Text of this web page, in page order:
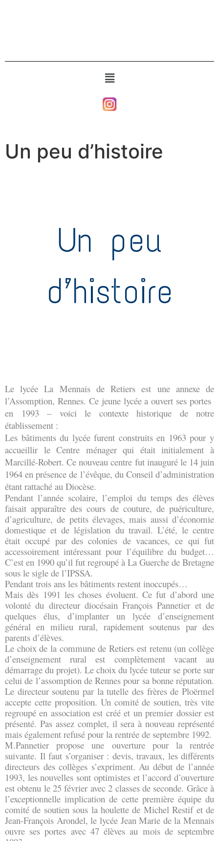
Un peu d’histoire
Un peu
d’histoire
Le lycée La Mennais de Retiers est une annexe de
l’Assomption, Rennes. Ce jeune lycée a ouvert ses portes
en 1993 – voici le contexte historique de notre
établissement :
Les bâtiments du lycée furent construits en 1963 pour y
accueillir le Centre ménager qui était initialement à
Marcillé-Robert. Ce nouveau centre fut inauguré le 14 juin
1964 en présence de l’évêque, du Conseil d’administration
étant rattaché au Diocèse.
Pendant l’année scolaire, l’emploi du temps des élèves
faisait apparaître des cours de couture, de puériculture,
d’agriculture, de petits élevages, mais aussi d’économie
domestique et de législation du travail. L’été, le centre
était occupé par des colonies de vacances, ce qui fut
accessoirement intéressant pour l’équilibre du budget…
C’est en 1990 qu’il fut regroupé à La Guerche de Bretagne
sous le sigle de l’IPSSA.
Pendant trois ans les bâtiments restent inoccupés…
Mais dès 1991 les choses évoluent. Ce fut d’abord une
volonté du directeur diocésain François Pannetier et de
quelques élus, d’implanter un lycée d’enseignement
général en milieu rural, rapidement soutenus par des
parents d’élèves.
Le choix de la commune de Retiers est retenu (un collège
d’enseignement rural est complètement vacant au
démarrage du projet). Le choix du lycée tuteur se porte sur
celui de l’assomption de Rennes pour sa bonne réputation.
Le directeur soutenu par la tutelle des frères de Ploërmel
accepte cette proposition. Un comité de soutien, très vite
regroupé en association est créé et un premier dossier est
présenté. Pas assez complet, il sera à nouveau représenté
mais également refusé pour la rentrée de septembre 1992.
M.Pannetier propose une ouverture pour la rentrée
suivante. Il faut s’organiser : devis, travaux, les différents
directeurs des collèges s’expriment. Au début de l’année
1993, les nouvelles sont optimistes et l’accord d’ouverture
est obtenu le 25 février avec 2 classes de seconde. Grâce à
l’exceptionnelle implication de cette première équipe du
comité de soutien sous la houlette de Michel Restif et de
Jean-François Arondel, le lycée Jean Marie de la Mennais
ouvre ses portes avec 47 élèves au mois de septembre